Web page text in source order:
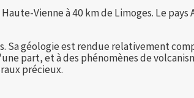
Vienne à 40 km de Limoges. Le
géologie est rendue relativement
part, et à des phénomènes de
précieux.